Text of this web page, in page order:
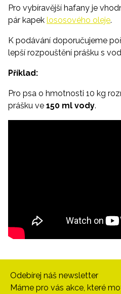
Pro vybíravější hafany je
pár kapek lososového oleje.
K podávání doporučujeme
lepší rozpouštění prášku s
Příklad:
Pro psa o hmotnosti 10 kg
prášku ve 150 ml vody.
Odebírej náš newsletter
Máme pro vás akce, které